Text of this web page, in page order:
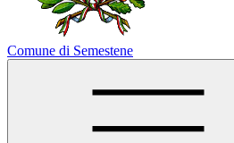
Comune di Semestene